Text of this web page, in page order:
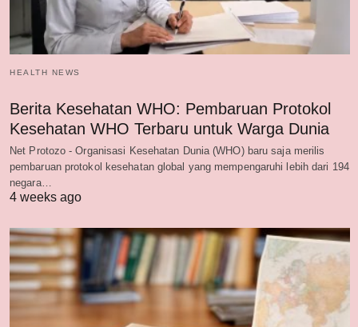
HEALTH NEWS
Berita Kesehatan WHO: Pembaruan Protokol
Kesehatan WHO Terbaru untuk Warga Dunia
Net Protozo - Organisasi Kesehatan Dunia (WHO) baru saja merilis
pembaruan protokol kesehatan global yang mempengaruhi lebih dari 194
negara…
4 weeks ago